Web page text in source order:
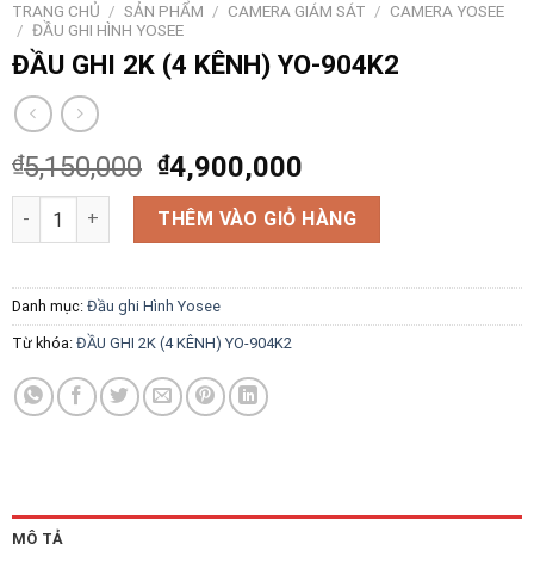
TRANG CHỦ / SẢN PHẨM / CAMERA GIÁM SÁT / CAMERA YOSEE
/ ĐẦU GHI HÌNH YOSEE
ĐẦU GHI 2K (4 KÊNH) YO-904K2
₫5,150,000 ₫4,900,000
ĐẦU GHI 2K (4 KÊNH) YO-904K2 số lượng
THÊM VÀO GIỎ HÀNG
Danh mục: Đầu ghi Hình Yosee
Từ khóa: ĐẦU GHI 2K (4 KÊNH) YO-904K2
MÔ TẢ